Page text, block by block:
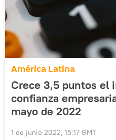
América Latina
Crece 3,5 puntos el
confianza
mayo de 2022
1 de junio 2022, 15:17 GMT